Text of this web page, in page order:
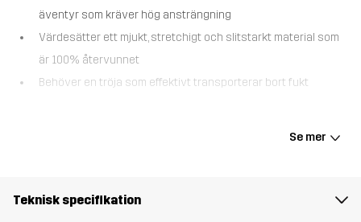
äventyr som kräver hög ansträngning
Värdesätter ett mjukt, stretchigt och slitstarkt material som
är 100% återvunnet
Behöver en tröja som effektivt transporterar bort fukt
erbjuder en oslagbar kombination av komfort och prestanda.
risken för skav, även under högintensiva aktiviteter, medan de
Se mer
Teknisk specifikation